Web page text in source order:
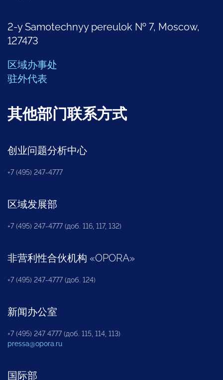
2-y Samotechnyy pereulok № 7, Moscow,
127473
区域办事处
驻外代表
其他部门联系方式
创业问题分析中心
+7 (495) 247-4777
区域发展部
+7 (495) 247-4777 (доб. 116, 117, 132)
非营利性合伙机构 «OPORA»
+7 (495) 247-4777 (доб. 124)
新闻办公室
+7 (495) 247 4777 (доб. 115, 114, 113)
pressa@opora.ru
国际部